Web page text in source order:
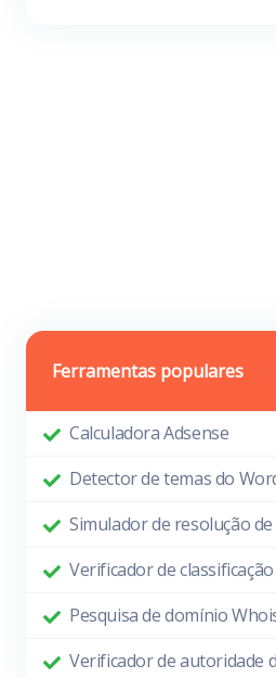
Ferramentas populares
Calculadora Adsense
Detector de temas do
Simulador de resolução
Verificador de
Pesquisa de domínio
Verificador de autoridade